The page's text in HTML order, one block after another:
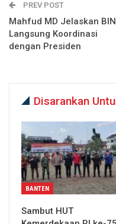
PREV POST
Mahfud MD Jelaskan BIN
Langsung Koordinasi
dengan Presiden
Disarankan
BANTEN
Sambut HUT